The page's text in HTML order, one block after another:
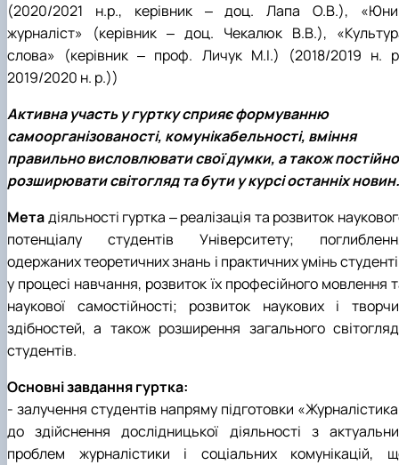
(2020/2021 н.р., керівник ‒ доц. Лапа О.В.),
журналіст» (керівник ‒ доц. Чекалюк В.В.),
слова» (керівник ‒ проф. Личук М.І.) (2018/2019 н.
2019/2020 н. р.))
Активна участь у гуртку сприяє формуванню
самоорганізованості, комунікабельності, вміння
правильно висловлювати свої думки, а також постійно
розширювати світогляд та бути у курсі останніх новин.
Метадіяльності гуртка ‒ реалізація та розвиток
потенціалу студентів Університету;
одержаних теоретичних знань і практичних умінь
у процесі навчання, розвиток їх професійного мовлення
наукової самостійності; розвиток наукових і
здібностей, а також розширення загального
студентів.
Основні завдання гуртка:
- залучення студентів напряму підготовки
до здійснення дослідницької діяльності з
проблем журналістики і соціальних комунікацій,